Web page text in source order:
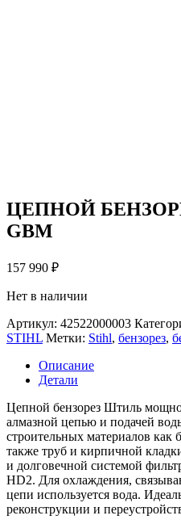
ЦЕПНОЙ
GBM
157 990 ₽
Нет в наличии
Артикул: 42522000003
STIHL Метки: Stihl, бензорез,
Описание
Детали
Цепной бензорез Штиль
алмазной цепью и подачей
строительных материалов как
также труб и кирпичной
и долговечной системой
HD2. Для охлаждения,
цепи используется вода.
реконструкции и